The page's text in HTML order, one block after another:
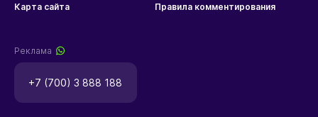
Карта сайта Правила комментирования
Реклама
+7 (700) 3 888 188